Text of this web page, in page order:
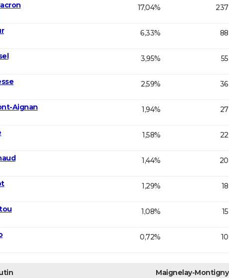
17,04% 237
6,33% 88
3,95% 55
2,59% 36
Aignan 1,94% 27
1,58% 22
1,44% 20
1,29% 18
1,08% 15
0,72% 10
Maignelay-Montigny